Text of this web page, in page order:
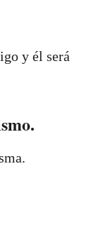
y él será